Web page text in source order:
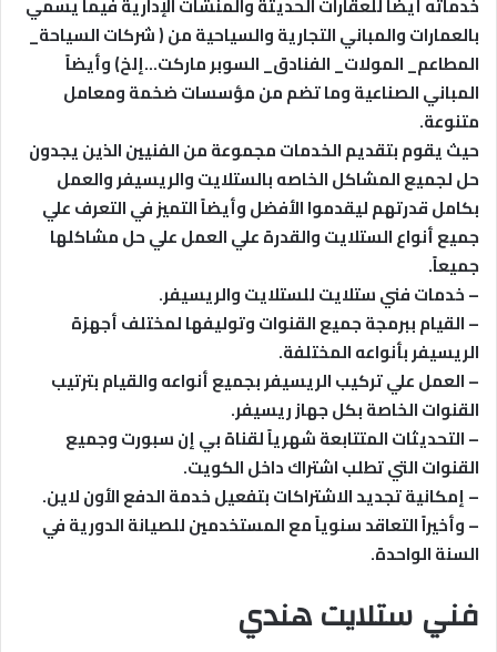
بالعمارات والمباني التجارية والسياحية من ( شركات السياحة_
المطاعم_ المولات_ الفنادق_ السوبر ماركت…إلخ) وأيضاً
المباني الصناعية وما تضم من مؤسسات ضخمة ومعامل
متنوعة.
حيث يقوم بتقديم الخدمات مجموعة من الفنيين الذين يجدون
حل لجميع المشاكل الخاصه بالستلايت والريسيفر والعمل
بكامل قدرتهم ليقدموا الأفضل وأيضاً التميز في التعرف علي
جميع أنواع الستلايت والقدرة علي العمل علي حل مشاكلها
جميعاً.
– خدمات فني ستلايت للستلايت والريسيفر.
– القيام ببرمجة جميع القنوات وتوليفها لمختلف أجهزة
الريسيفر بأنواعه المختلفة.
– العمل علي تركيب الريسيفر بجميع أنواعه والقيام بترتيب
القنوات الخاصة بكل جهاز ريسيفر.
– التحديثات المتتابعة شهرياً لقناة بي إن سبورت وجميع
القنوات التي تطلب اشتراك داخل الكويت.
– إمكانية تجديد الاشتراكات بتفعيل خدمة الدفع الأون لاين.
– وأخيراً التعاقد سنوياً مع المستخدمين للصيانة الدورية في
السنة الواحدة.
فني ستلايت هندي